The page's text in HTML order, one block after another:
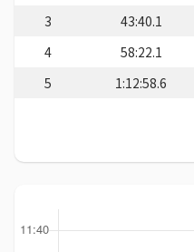
3
43:40.1
4
58:22.1
5
1:12:58.6